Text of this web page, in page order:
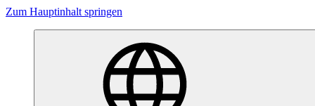
Zum Hauptinhalt springen